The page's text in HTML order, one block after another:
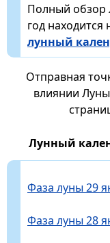
Полный обзор
год находится
лунный
Отправная
влиянии
Лунный
Фаза луны 29
Фаза луны 28